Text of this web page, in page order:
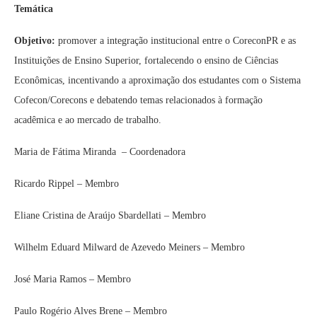
Temática
Objetivo: promover a integração institucional entre o CoreconPR e as
Instituições de Ensino Superior, fortalecendo o ensino de Ciências
Econômicas, incentivando a aproximação dos estudantes com o Sistema
Cofecon/Corecons e debatendo temas relacionados à formação
acadêmica e ao mercado de trabalho.
Maria de Fátima Miranda – Coordenadora
Ricardo Rippel – Membro
Eliane Cristina de Araújo Sbardellati – Membro
Wilhelm Eduard Milward de Azevedo Meiners – Membro
José Maria Ramos – Membro
Paulo Rogério Alves Brene – Membro